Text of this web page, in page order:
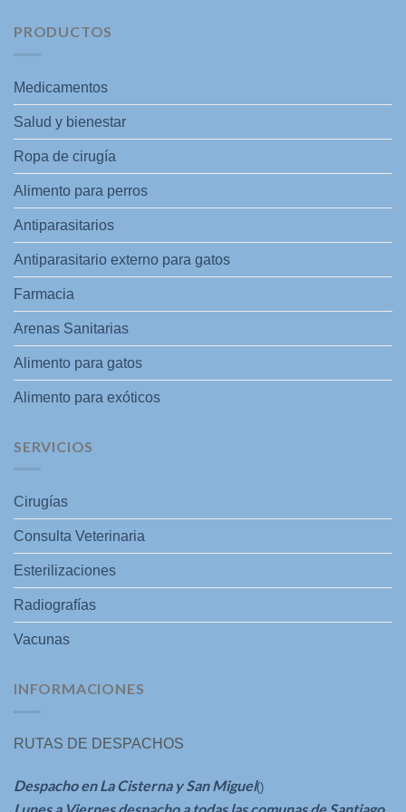
PRODUCTOS
Medicamentos
Salud y bienestar
Ropa de cirugía
Alimento para perros
Antiparasitarios
Antiparasitario externo para gatos
Farmacia
Arenas Sanitarias
Alimento para gatos
Alimento para exóticos
SERVICIOS
Cirugías
Consulta Veterinaria
Esterilizaciones
Radiografías
Vacunas
INFORMACIONES
RUTAS DE DESPACHOS
Despacho en La Cisterna y San Miguel()
Lunes a Viernes despacho a todas las comunas de Santiago